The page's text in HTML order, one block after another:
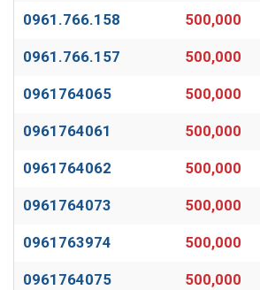
0961.766.158 500,000
0961.766.157 500,000
0961764065 500,000
0961764061 500,000
0961764062 500,000
0961764073 500,000
0961763974 500,000
0961764075 500,000